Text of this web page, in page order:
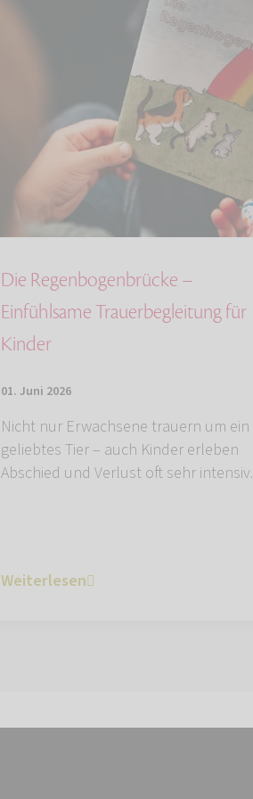
Die Regenbogenbrücke –
Einfühlsame Trauerbegleitung für
Kinder
01. Juni 2026
Nicht nur Erwachsene trauern um ein
geliebtes Tier – auch Kinder erleben
Abschied und Verlust oft sehr intensiv.
Weiterlesen